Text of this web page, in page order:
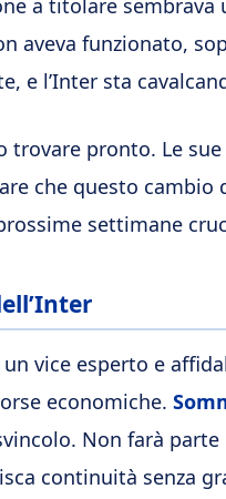
a titolare
aveva funzionato,
e l’Inter sta
trovare pronto. Le
che questo
settimane
un vice esperto e
economiche.
Non farà
continuità senza